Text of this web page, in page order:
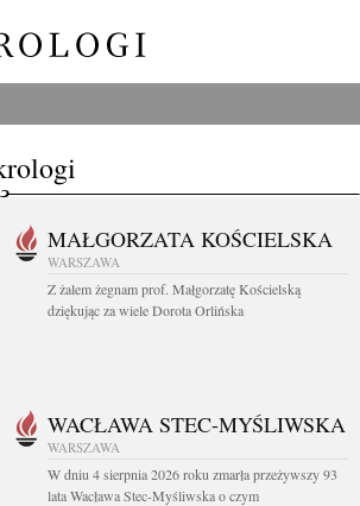
MAŁGORZATA KOŚCIELSKA
WARSZAWA
Z żalem żegnam prof. Małgorzatę Kościelską
dziękując za wiele Dorota Orlińska
WACŁAWA STEC-MYŚLIWSKA
WARSZAWA
W dniu 4 sierpnia 2026 roku zmarła przeżywszy 93
lata Wacława Stec-Myśliwska o czym